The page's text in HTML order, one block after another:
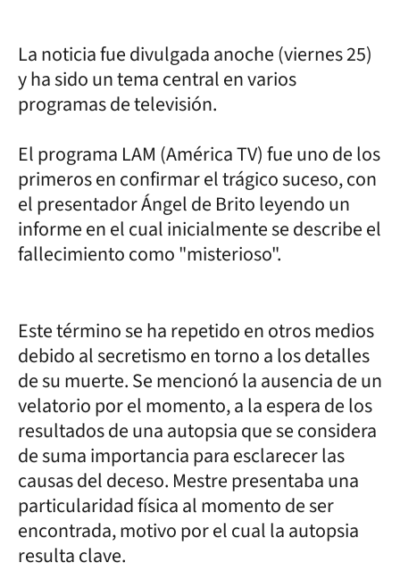
La noticia fue divulgada anoche (viernes 25)
y ha sido un tema central en varios
programas de televisión.
El programa LAM (América TV) fue uno de los
primeros en confirmar el trágico suceso, con
el presentador Ángel de Brito leyendo un
informe en el cual inicialmente se describe el
fallecimiento como "misterioso".
Este término se ha repetido en otros medios
debido al secretismo en torno a los detalles
de su muerte. Se mencionó la ausencia de un
velatorio por el momento, a la espera de los
resultados de una autopsia que se considera
de suma importancia para esclarecer las
causas del deceso. Mestre presentaba una
particularidad física al momento de ser
encontrada, motivo por el cual la autopsia
resulta clave.